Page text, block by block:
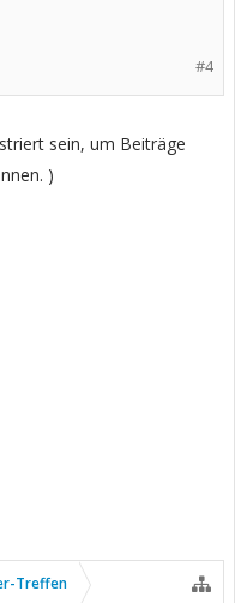
#4
sein, um Beiträge
)
Treffen